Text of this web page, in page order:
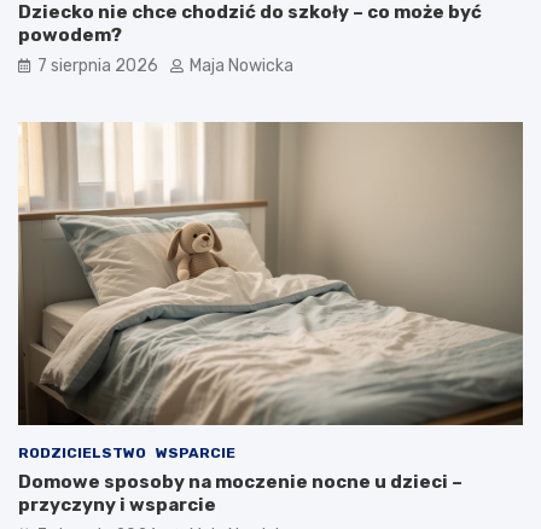
Dziecko nie chce chodzić do szkoły – co może być
powodem?
7 sierpnia 2026 Maja Nowicka
RODZICIELSTWO WSPARCIE
Domowe sposoby na moczenie nocne u dzieci –
przyczyny i wsparcie